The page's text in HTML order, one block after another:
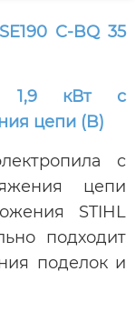
С-BQ 35
1,9 кВт с
цепи (B)
с
цепи
STIHL
подходит
поделок и